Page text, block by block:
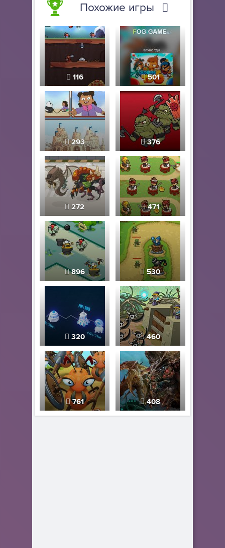
Похожие игры
116 501
293 376
272 471
896 530
320 460
761 408